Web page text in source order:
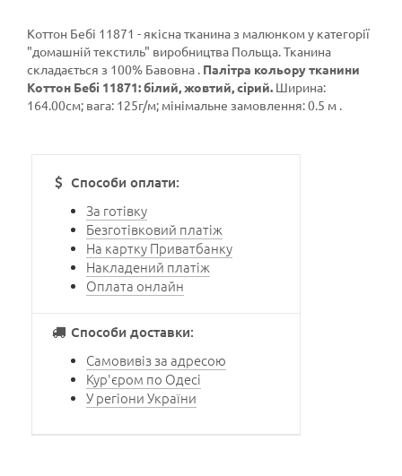
Коттон Бебі 11871 - якісна тканина з малюнком у категорії
"домашній текстиль" виробництва Польща. Тканина
складається з 100% Бавовна . Палітра кольору тканини
Коттон Бебі 11871: білий, жовтий, сірий. Ширина:
164.00см; вага: 125г/м; мінімальне замовлення: 0.5 м .
Способи оплати:
За готівку
Безготівковий платіж
На картку Приватбанку
Накладений платіж
Оплата онлайн
Способи доставки:
Самовивіз за адресою
Кур'єром по Одесі
У регіони України